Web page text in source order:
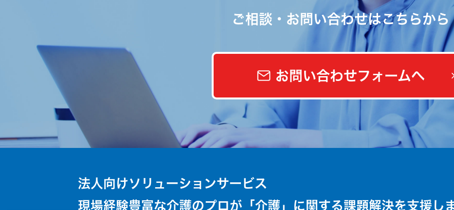
ご相談・お問い合わせはこちらから
お問い合わせフォームへ
法人向けソリューションサービス
現場経験豊富な介護のプロが「介護」に関する課題解決を支援し